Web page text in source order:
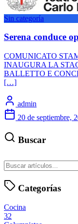
Sin categoría
Serena conduce
COMUNICATO
INAUGURA LA
BALLETTO E
[…]
admin
20 de septiembre,
Buscar
Categorías
Cocina
32